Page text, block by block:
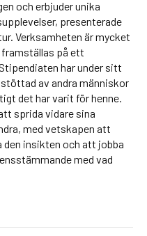
och erbjuder unika
presenterade
Verksamheten är mycket
på ett
har under sitt
av andra människor
det har varit för henne.
sprida vidare sina
med vetskapen att
insikten och att jobba
med vad